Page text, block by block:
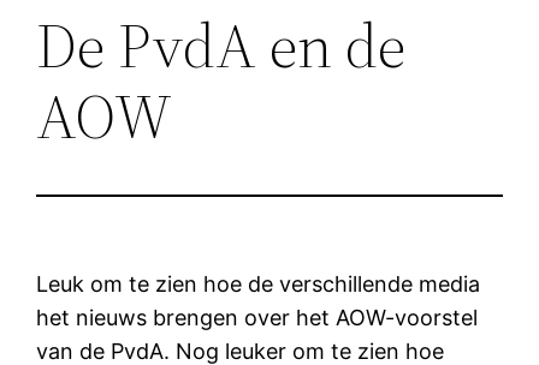
De PvdA en de
AOW
Leuk om te zien hoe de verschillende media
het nieuws brengen over het AOW-voorstel
van de PvdA. Nog leuker om te zien hoe